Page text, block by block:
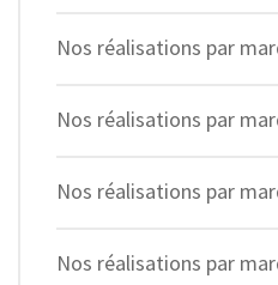
Nos réalisations par
Nos réalisations par
Nos réalisations par
Nos réalisations par